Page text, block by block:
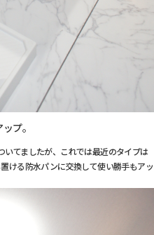
プ。
てましたが、これでは最近のタイプは
ける防水パンに交換して使い勝手もアッ